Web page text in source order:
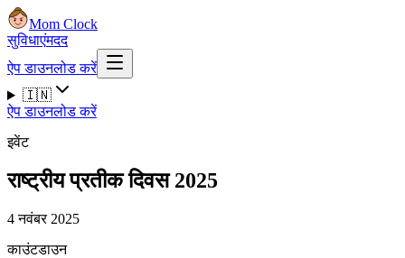
Mom Clock
सुविधाएंमदद
ऐप डाउनलोड करें
🇮🇳
ऐप डाउनलोड करें
इवेंट
राष्ट्रीय प्रतीक दिवस 2025
4 नवंबर 2025
काउंटडाउन